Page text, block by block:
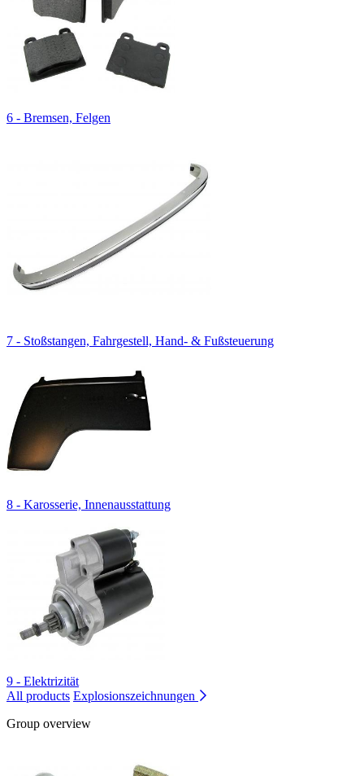
6 - Bremsen, Felgen
7 - Stoßstangen, Fahrgestell, Hand- & Fußsteuerung
8 - Karosserie, Innenausstattung
9 - Elektrizität
All products Explosionszeichnungen
Group overview